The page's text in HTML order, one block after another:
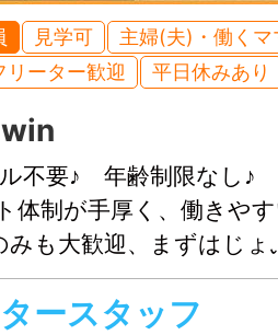
見学可
主婦(夫)・働くマ
リーター歓迎
平日休みあり
ル不要♪ 年齢制限なし♪
体制が手厚く、働きや
みも大歓迎、まずはじ
さい。
ースタッフ